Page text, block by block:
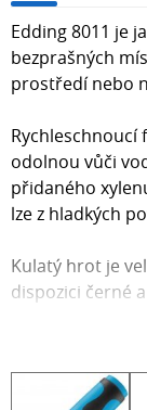
Edding 8011 je
bezprašných
prostředí nebo
odolnou vůči
přidaného
lze z hladkých
Kulatý hrot je
dispozici černé
- určeno pro